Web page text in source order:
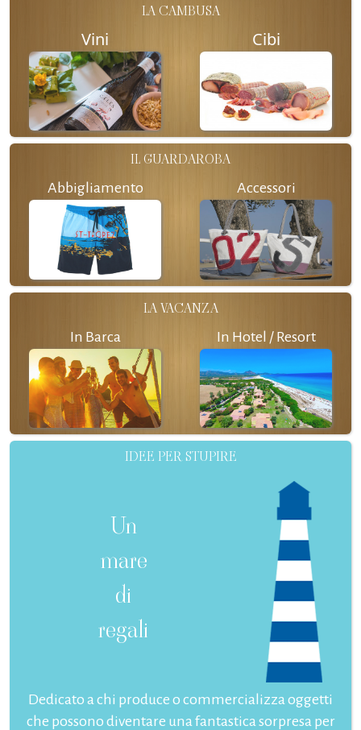
LA CAMBUSA
Vini Cibi
IL GUARDAROBA
Abbigliamento Accessori
LA VACANZA
In Barca In Hotel / Resort
IDEE PER STUPIRE
Un
mare
di
regali
Dedicato a chi produce o commercializza oggetti
che possono diventare una fantastica sorpresa per